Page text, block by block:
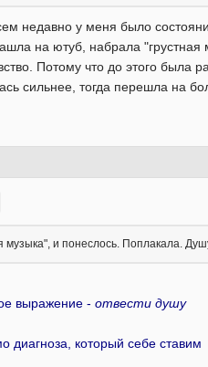
недавно у меня было
на ютуб, набрала "грустная
Потому что до этого
сильнее, тогда перешла на
и понеслось. Поплакала.
выражение -отвести душу
диагноза, который себе ставим